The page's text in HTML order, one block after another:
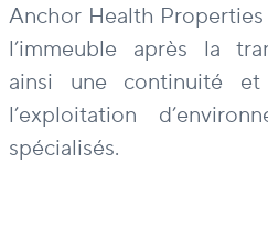
Anchor Health
l’immeuble après la
ainsi une continuité
l’exploitation
spécialisés.